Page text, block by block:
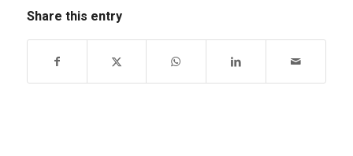
Share this entry